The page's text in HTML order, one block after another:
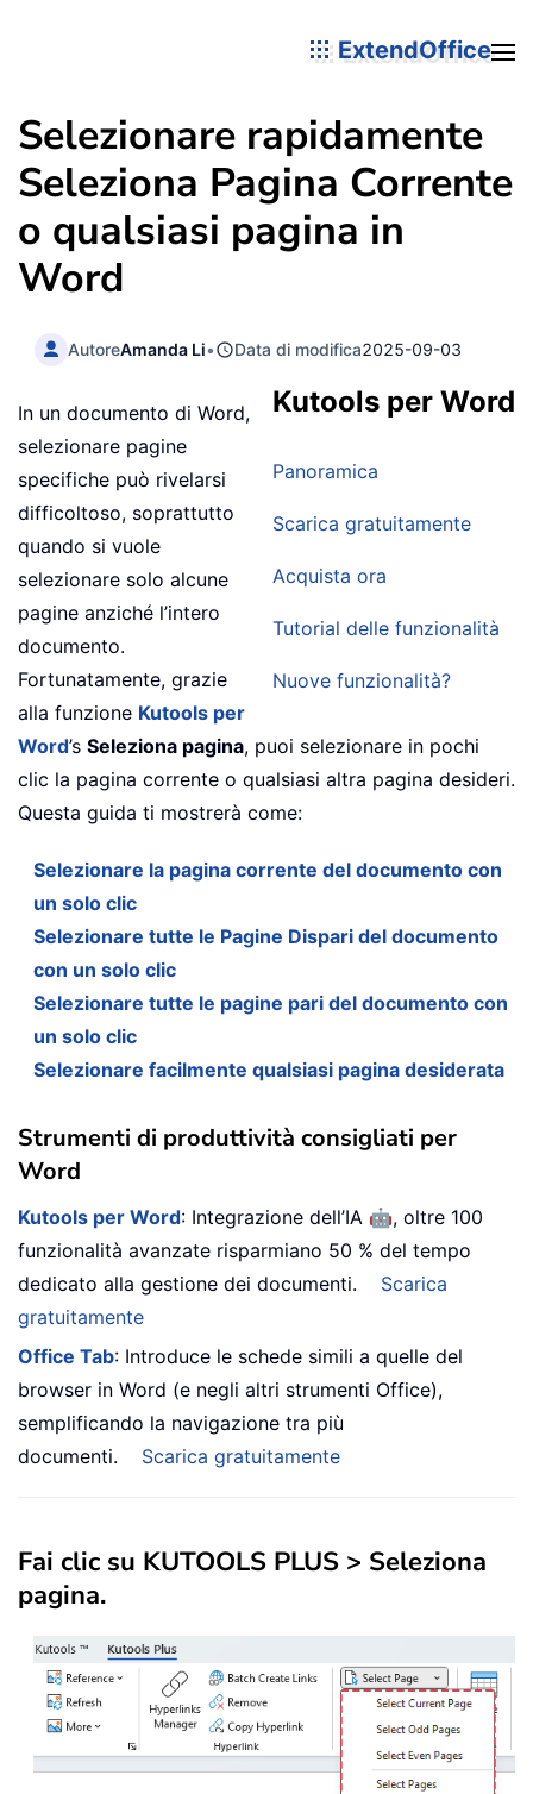
ExtendOffice
Selezionare rapidamente
Seleziona Pagina Corrente
o qualsiasi pagina in
Word
AutoreAmanda Li• Data di modifica2025-09-03
Kutools per Word
Panoramica
Scarica gratuitamente
Acquista ora
Tutorial delle funzionalità
Nuove funzionalità?
In un documento di Word,
selezionare pagine
specifiche può rivelarsi
difficoltoso, soprattutto
quando si vuole
selezionare solo alcune
pagine anziché l’intero
documento.
Fortunatamente, grazie
alla funzione Kutools per
Word’s Seleziona pagina, puoi selezionare in pochi
clic la pagina corrente o qualsiasi altra pagina desideri.
Questa guida ti mostrerà come:
Selezionare la pagina corrente del documento con
un solo clic
Selezionare tutte le Pagine Dispari del documento
con un solo clic
Selezionare tutte le pagine pari del documento con
un solo clic
Selezionare facilmente qualsiasi pagina desiderata
Strumenti di produttività consigliati per
Word
Kutools per Word: Integrazione dell’IA 🤖, oltre 100
funzionalità avanzate risparmiano 50 % del tempo
dedicato alla gestione dei documenti.
Scarica
gratuitamente
Office Tab: Introduce le schede simili a quelle del
browser in Word (e negli altri strumenti Office),
semplificando la navigazione tra più
documenti.
Scarica gratuitamente
Fai clic su KUTOOLS PLUS > Seleziona
pagina.